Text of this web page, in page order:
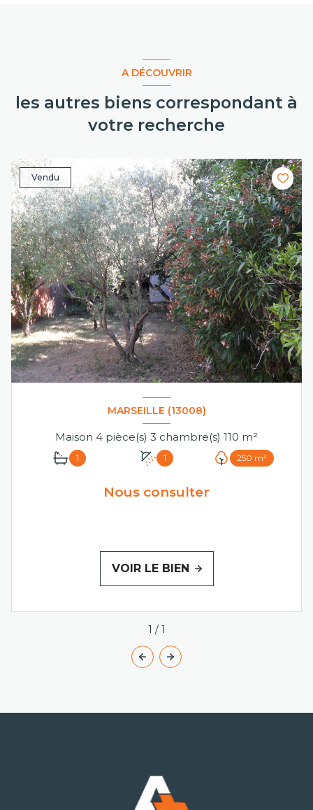
A DÉCOUVRIR
les autres biens correspondant à
votre recherche
Vendu
MARSEILLE (13008)
Maison 4 pièce(s) 3 chambre(s) 110 m²
1 1 250 m²
Nous consulter
VOIR LE BIEN
1 / 1